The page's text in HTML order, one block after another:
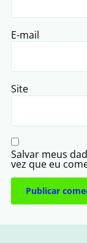
E-mail
Site
Salvar meus
vez que eu